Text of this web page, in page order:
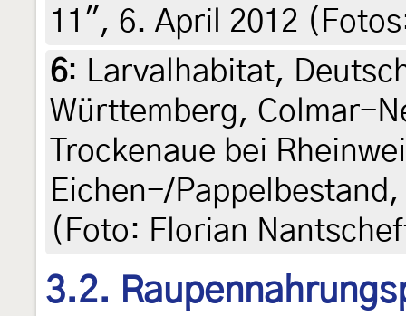
11", 6. April 2012
6: Larvalhabitat,
Württemberg, Colmar-
Trockenaue bei
Eichen-/
(Foto: Florian
3.2.